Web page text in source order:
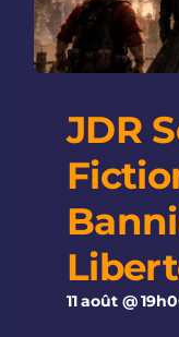
JDR
11 août @